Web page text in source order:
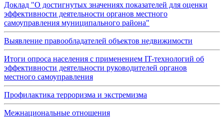
Доклад "О достигнутых значениях показателей для оценки
эффективности деятельности органов местного
самоуправления муниципального района"
Выявление правообладателей объектов недвижимости
Итоги опроса населения с применением IT-технологий об
эффективности деятельности руководителей органов
местного самоуправления
Профилактика терроризма и экстремизма
Межнациональные отношения